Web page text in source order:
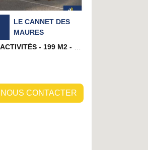
LE CANNET DES
MAURES
NOUS CONTACTER